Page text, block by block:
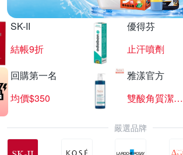
SK-II
結帳9折
優得芬
止汗噴劑
回購第一名
均價$350
雅漾官方
雙酸角質潔膚露
嚴選品牌